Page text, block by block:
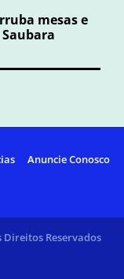
mesas e
Anuncie Conosco
Direitos Reservados